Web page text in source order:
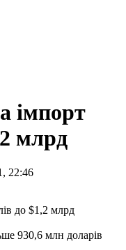
імпорт
млрд
22:46
930,6 млн доларів